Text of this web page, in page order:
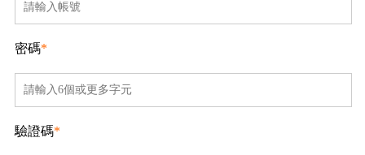
密碼*
驗證碼*